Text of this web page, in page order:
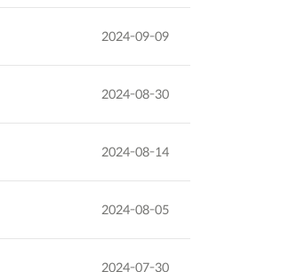
2024-09-09
2024-08-30
2024-08-14
2024-08-05
2024-07-30